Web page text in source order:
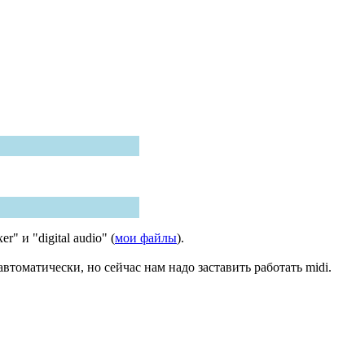
и "digital audio" (мои файлы).
но сейчас нам надо заставить работать midi.